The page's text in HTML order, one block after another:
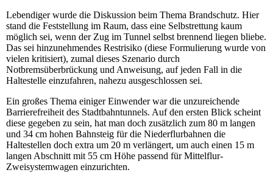
Lebendiger wurde die Diskussion beim Thema Brandschutz. Hier
stand die Feststellung im Raum, dass eine Selbstrettung kaum
möglich sei, wenn der Zug im Tunnel selbst brennend liegen bliebe.
Das sei hinzunehmendes Restrisiko (diese Formulierung wurde von
vielen kritisiert), zumal dieses Szenario durch
Notbremsüberbrückung und Anweisung, auf jeden Fall in die
Haltestelle einzufahren, nahezu ausgeschlossen sei.
Ein großes Thema einiger Einwender war die unzureichende
Barrierefreiheit des Stadtbahntunnels. Auf den ersten Blick scheint
diese gegeben zu sein, hat man doch zusätzlich zum 80 m langen
und 34 cm hohen Bahnsteig für die Niederflurbahnen die
Haltestellen doch extra um 20 m verlängert, um auch einen 15 m
langen Abschnitt mit 55 cm Höhe passend für Mittelflur-
Zweisystemwagen einzurichten.